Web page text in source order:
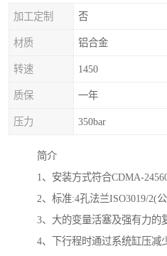
加工定制 否
材质 铝合金
转速 1450
质保 一年
压力 350bar
简介
1、安装方式符合CDMA-
2、标准:4孔法兰ISO3019/2(
3、大的变量活塞及强有力的
4、下行程时通过系统缸压减